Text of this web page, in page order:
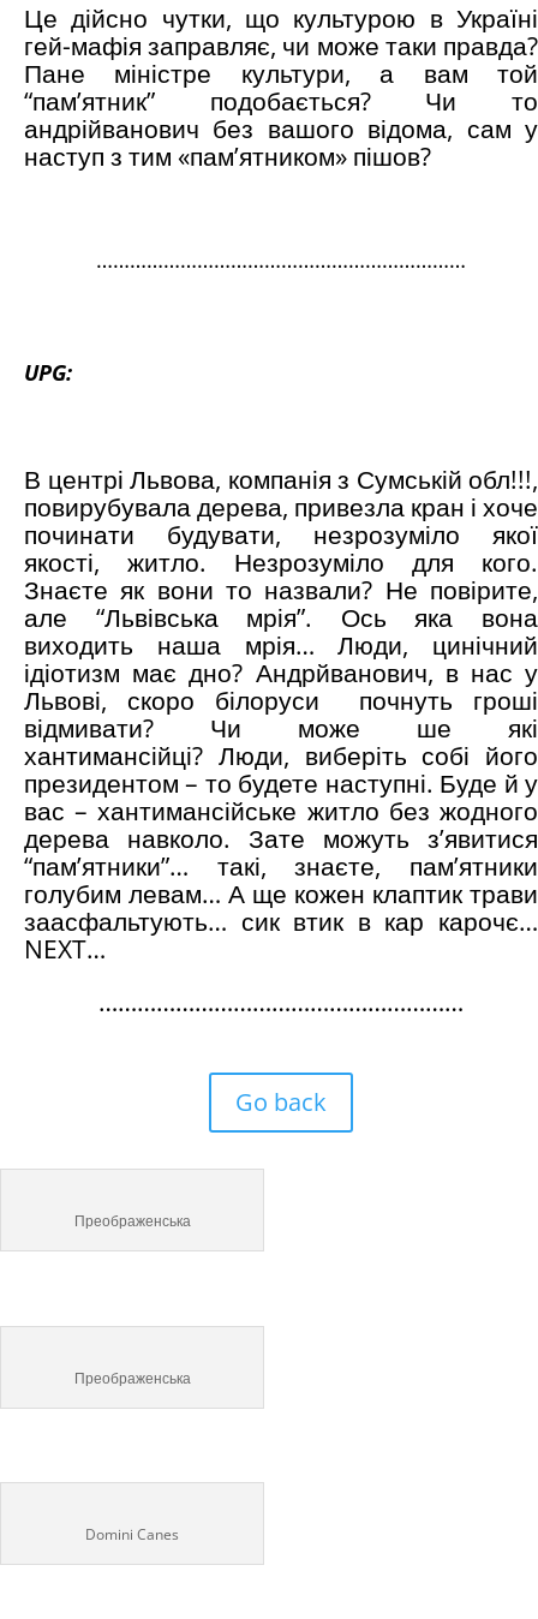
Це дійсно чутки, що культурою в Україні
гей-мафія заправляє, чи може таки правда?
Пане міністре культури, а вам той
“пам’ятник” подобається? Чи то
андрійванович без вашого відома, сам у
наступ з тим «пам’ятником» пішов?
…………………………………………………………
UPG:
В центрі Львова, компанія з Сумській обл!!!,
повирубувала дерева, привезла кран і хоче
починати будувати, незрозуміло якої
якості, житло. Незрозуміло для кого.
Знаєте як вони то назвали? Не повірите,
але “Львівська мрія”. Ось яка вона
виходить наша мрія… Люди, цинічний
ідіотизм має дно? Андрйванович, в нас у
Львові, скоро білоруси почнуть гроші
відмивати? Чи може ше які
хантимансійці? Люди, виберіть собі його
президентом – то будете наступні. Буде й у
вас – хантимансійське житло без жодного
дерева навколо. Зате можуть з’явитися
“пам’ятники”… такі, знаєте, пам’ятники
голубим левам… А ще кожен клаптик трави
заасфальтують… сик втик в кар карочє…
NEXT…
…………………………………………………
Go back
Преображенська
Преображенська
Domini Canes